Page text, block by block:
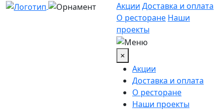
Акции Доставка и оплата
О ресторане Наши
проекты
×
Акции
Доставка и оплата
О ресторане
Наши проекты